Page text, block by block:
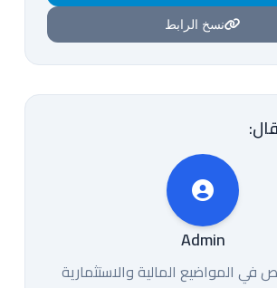
نسخ الرابط
Admin
المواضيع المالية والاستثمارية